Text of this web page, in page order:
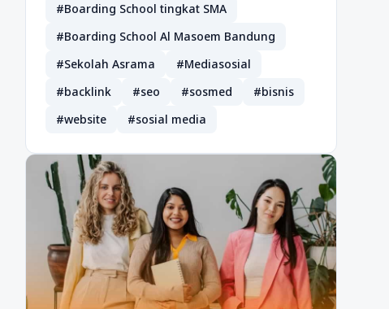
#Boarding School tingkat SMA
#Boarding School Al Masoem Bandung
#Sekolah Asrama
#Mediasosial
#backlink
#seo #sosmed
#bisnis
#website
#sosial media